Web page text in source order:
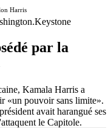
Keystone
par la
Kamala Harris a
«un pouvoir sans limite».
avait harangué ses
le Capitole.